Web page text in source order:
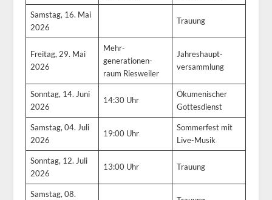
Samstag, 16. Mai
2026
Trauung
Freitag, 29. Mai
2026
Mehr-
generationen-
raum Riesweiler
Jahreshaupt-
versammlung
Sonntag, 14. Juni
2026
14:30 Uhr
Ökumenischer
Gottesdienst
Samstag, 04. Juli
2026
19:00 Uhr
Sommerfest mit
Live-Musik
Sonntag, 12. Juli
2026
13:00 Uhr Trauung
Samstag, 08.